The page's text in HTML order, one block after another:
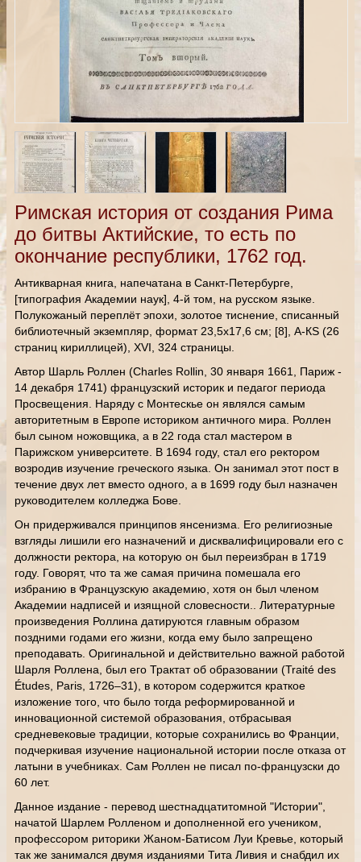
Римская история от создания Рима
до битвы Актийские, то есть по
окончание республики, 1762 год.
Антикварная книга, напечатана в Санкт-Петербурге,
[типография Академии наук], 4-й том, на русском языке.
Полукожаный переплёт эпохи, золотое тиснение, списанный
библиотечный экземпляр, формат 23,5х17,6 см; [8], A-КS (26
страниц кириллицей), XVI, 324 страницы.
Автор Шарль Роллен (Charles Rollin, 30 января 1661, Париж -
14 декабря 1741) французский историк и педагог периода
Просвещения. Наряду с Монтескье он являлся самым
авторитетным в Европе историком античного мира. Роллен
был сыном ножовщика, а в 22 года стал мастером в
Парижском университете. В 1694 году, стал его ректором
возродив изучение греческого языка. Он занимал этот пост в
течение двух лет вместо одного, а в 1699 году был назначен
руководителем колледжа Бове.
Он придерживался принципов янсенизма. Его религиозные
взгляды лишили его назначений и дисквалифицировали его с
должности ректора, на которую он был переизбран в 1719
году. Говорят, что та же самая причина помешала его
избранию в Французскую академию, хотя он был членом
Академии надписей и изящной словесности.. Литературные
произведения Роллина датируются главным образом
поздними годами его жизни, когда ему было запрещено
преподавать. Оригинальной и действительно важной работой
Шарля Роллена, был его Трактат об образовании (Traité des
Études, Paris, 1726–31), в котором содержится краткое
изложение того, что было тогда реформированной и
инновационной системой образования, отбрасывая
средневековые традиции, которые сохранились во Франции,
подчеркивая изучение национальной истории после отказа от
латыни в учебниках. Сам Роллен не писал по-французски до
60 лет.
Данное издание - перевод шестнадцатитомной "Истории",
начатой Шарлем Ролленом и дополненной его учеником,
профессором риторики Жаном-Батисом Луи Кревье, который
так же занимался двумя изданиями Тита Ливия и снабдил их